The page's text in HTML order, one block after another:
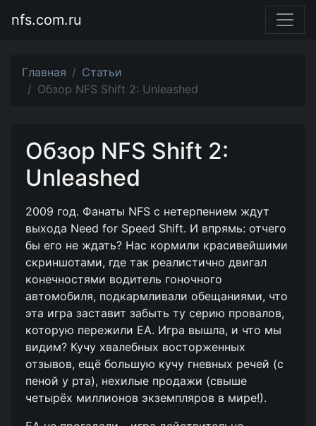
nfs.com.ru
Главная
Статьи
Обзор NFS Shift 2: Unleashed
Обзор NFS Shift 2:
Unleashed
2009 год. Фанаты NFS с нетерпением ждут
выхода Need for Speed Shift. И впрямь: отчего
бы его не ждать? Нас кормили красивейшими
скриншотами, где так реалистично двигал
конечностями водитель гоночного
автомобиля, подкармливали обещаниями, что
эта игра заставит забыть ту серию провалов,
которую пережили EA. Игра вышла, и что мы
видим? Кучу хвалебных восторженных
отзывов, ещё большую кучу гневных речей (с
пеной у рта), нехилые продажи (свыше
четырёх миллионов экземпляров в мире!).